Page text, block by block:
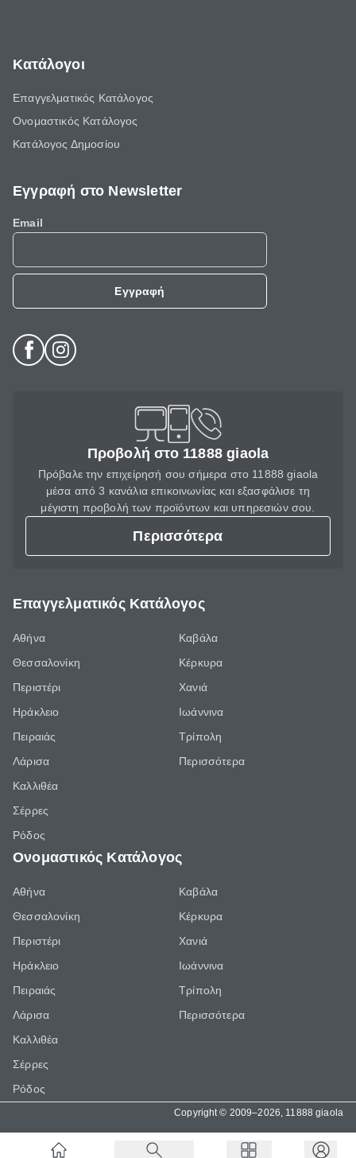
Κατάλογοι
Επαγγελματικός Κατάλογος
Ονομαστικός Κατάλογος
Κατάλογος Δημοσίου
Εγγραφή στο Newsletter
Email
Εγγραφή
Προβολή στο 11888 giaola
Πρόβαλε την επιχείρησή σου σήμερα στο 11888 giaola
μέσα από 3 κανάλια επικοινωνίας και εξασφάλισε τη
μέγιστη προβολή των προϊόντων και υπηρεσιών σου.
Περισσότερα
Επαγγελματικός Κατάλογος
Αθήνα
Θεσσαλονίκη
Περιστέρι
Ηράκλειο
Πειραιάς
Λάρισα
Καλλιθέα
Σέρρες
Ρόδος
Καβάλα
Κέρκυρα
Χανιά
Ιωάννινα
Τρίπολη
Περισσότερα
Ονομαστικός Κατάλογος
Αθήνα
Θεσσαλονίκη
Περιστέρι
Ηράκλειο
Πειραιάς
Λάρισα
Καλλιθέα
Σέρρες
Ρόδος
Καβάλα
Κέρκυρα
Χανιά
Ιωάννινα
Τρίπολη
Περισσότερα
Copyright © 2009–2026, 11888 giaola